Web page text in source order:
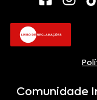
Comunidade